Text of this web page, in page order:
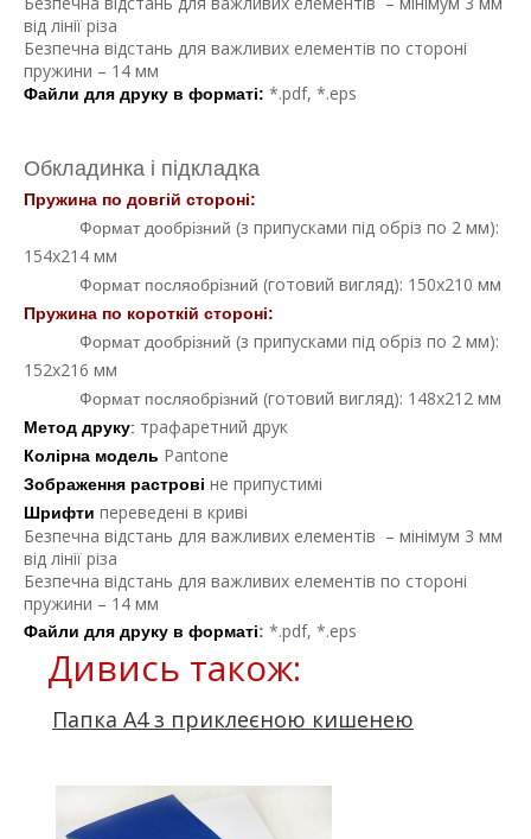
від лінії різа
Безпечна відстань для важливих елементів по стороні
пружини – 14 мм
Файли для друку в форматі: *.pdf, *.eps
Обкладинка і підкладка
Пружина по довгій стороні:
Формат дообрізний (з припусками під обріз по 2 мм):
154х214 мм
Формат посляобрізний (готовий вигляд): 150х210 мм
Пружина по короткій стороні:
Формат дообрізний (з припусками під обріз по 2 мм):
152х216 мм
Формат посляобрізний (готовий вигляд): 148х212 мм
Метод друку: трафаретний друк
Колірна модель Pantone
Зображення растрові не припустимі
Шрифти переведені в криві
Безпечна відстань для важливих елементів – мінімум 3 мм
від лінії різа
Безпечна відстань для важливих елементів по стороні
пружини – 14 мм
Файли для друку в форматі: *.pdf, *.eps
Дивись також:
Папка А4 з приклеєною кишенею